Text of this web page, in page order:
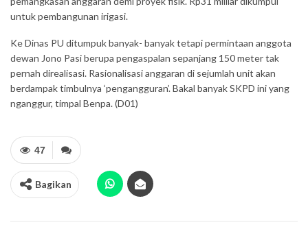
untuk pembangunan irigasi.
Ke Dinas PU ditumpuk banyak- banyak tetapi permintaan anggota
dewan Jono Pasi berupa pengaspalan sepanjang 150 meter tak
pernah direalisasi. Rasionalisasi anggaran di sejumlah unit akan
berdampak timbulnya ‘pengangguran’. Bakal banyak SKPD ini yang
nganggur, timpal Benpa. (D01)
47
Bagikan